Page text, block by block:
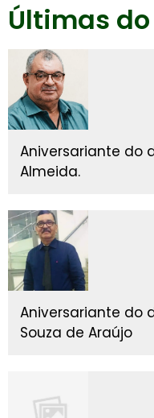
Últimas
Aniversariante do
Almeida.
Aniversariante do
Souza de Araújo